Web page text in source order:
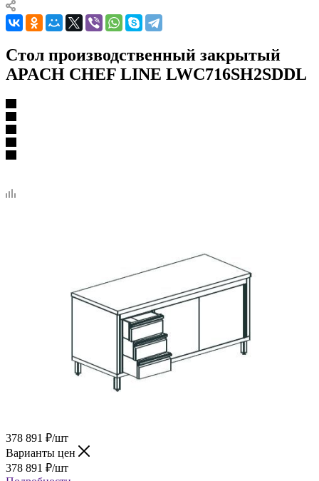
Стол производственный закрытый
APACH CHEF LINE LWC716SH2SDDL
378 891 ₽/шт
Варианты цен
378 891 ₽/шт